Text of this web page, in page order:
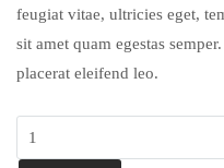
feugiat vitae, ultricies eget,
sit amet quam egestas
placerat eleifend leo.
Klappkarte
kreuzstich